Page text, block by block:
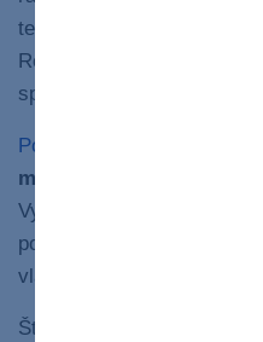
tempehom, bude váš
Rozmanitá a vyvážená
správne fungovanie nášho
Podľa odborníka na výživu
mali jesť 3 až 5-krát denne
Vyvážený jedálniček by
potraviny, prílohy, mať
vlákniny.
Štvrtinu taniera by mala